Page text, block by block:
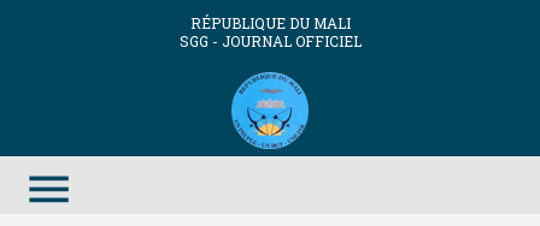
RÉPUBLIQUE DU MALI
SGG - JOURNAL OFFICIEL
menu